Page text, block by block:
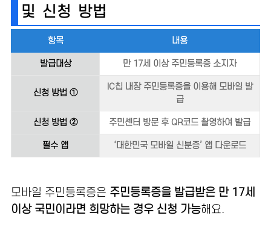
및 신청 방법
항목 내용
발급대상 만 17세 이상 주민등록증 소지자
신청 방법 ①
IC칩 내장 주민등록증을 이용해 모바일 발
급
신청 방법 ② 주민센터 방문 후 QR코드 촬영하여 발급
필수 앱 ‘대한민국 모바일 신분증’ 앱 다운로드
모바일 주민등록증은 주민등록증을 발급받은 만 17세
이상 국민이라면 희망하는 경우 신청 가능해요.